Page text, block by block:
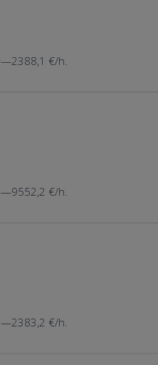
€/h.
€/h.
€/h.